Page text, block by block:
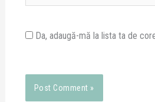
Da, adaugă-mă la lista ta de